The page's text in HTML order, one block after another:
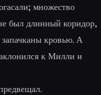
множество
был длинный коридор,
кровью. А
к Милли и